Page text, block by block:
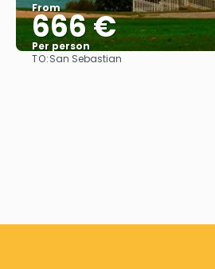
From
666 €
Per person
TO:San Sebastian